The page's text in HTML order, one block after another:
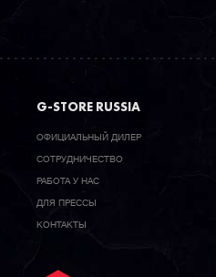
G-STORE RUSSIA
ОФИЦИАЛЬНЫЙ ДИЛЕР
CОТРУДНИЧЕСТВО
РАБОТА У НАС
ДЛЯ ПРЕССЫ
КОНТАКТЫ